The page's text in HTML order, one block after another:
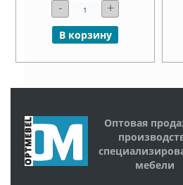
- +
В корзину
Оптовая
мебели